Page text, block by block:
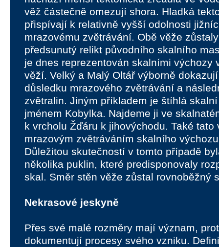
věž částečně omezují shora. Hladká
přispívají k relativně vyšší odolnosti
mrazovému zvětrávání. Obě věže
předsunutý relikt původního skalního
je dnes reprezentován skalními výchozy
věží. Velký a Malý Oltář výborně
důsledku mrazového zvětrávání a
zvětralin. Jiným příkladem je štíhlá
jménem Kobylka. Najdeme ji ve
k vrcholu Žďáru k jihovýchodu. Také tato
mrazovým zvětráváním skalního
Důležitou skutečností v tomto případě
několika puklin, které predisponovaly
skal. Směr stěn věže zůstal rovnoběžný
Nekrasové jeskyně
Přes své malé rozměry mají význam,
dokumentují procesy svého vzniku.